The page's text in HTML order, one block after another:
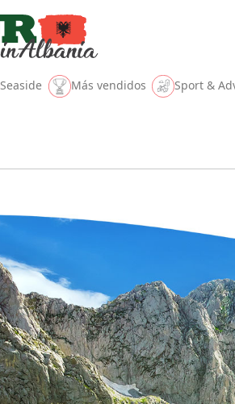
Seaside Más vendidos Sport &